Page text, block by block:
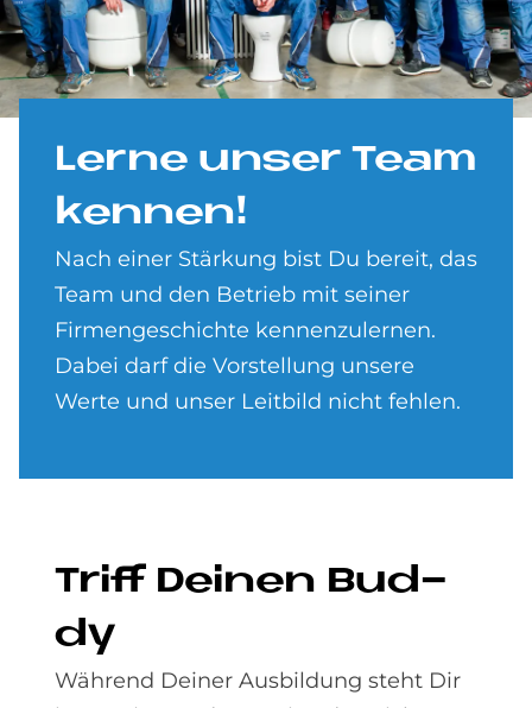
Ler­ne un­ser Team
ken­nen!
Nach einer Stärkung bist Du bereit, das
Team und den Betrieb mit seiner
Firmengeschichte kennenzulernen.
Dabei darf die Vorstellung unsere
Werte und unser Leitbild nicht fehlen.
Triff Dei­nen Bud­
dy
Während Deiner Ausbildung steht Dir